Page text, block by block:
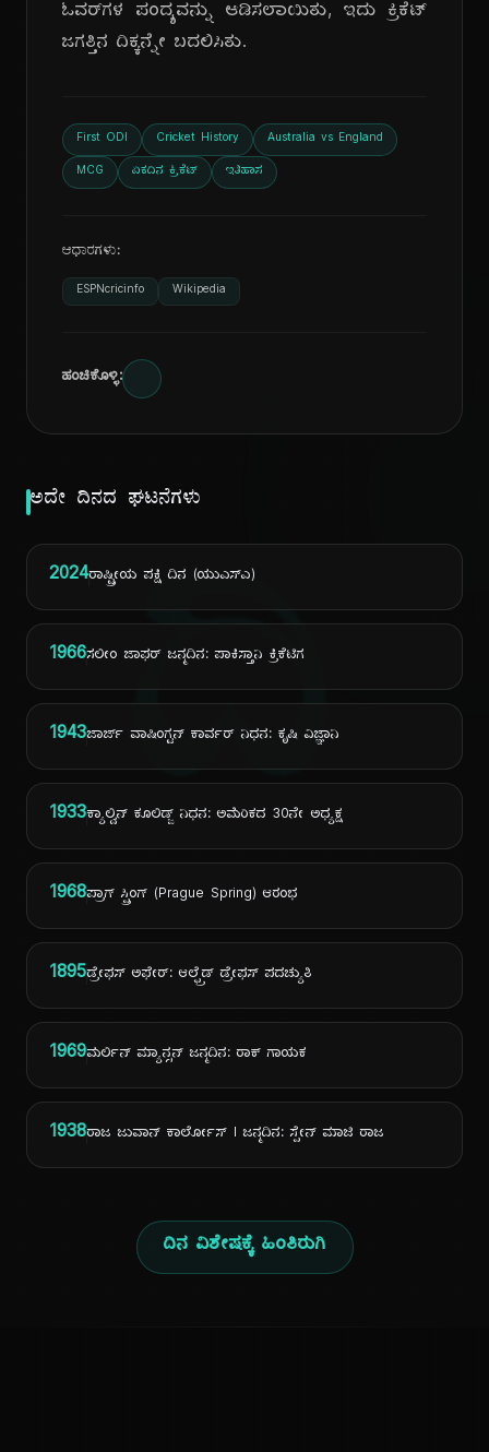
ದಿ
ಓವರ್‌ಗಳ ಪಂದ್ಯವನ್ನು ಆಡಿಸಲಾಯಿತು, ಇದು ಕ್ರಿಕೆಟ್
ಜಗತ್ತಿನ ದಿಕ್ಕನ್ನೇ ಬದಲಿಸಿತು.
First ODI Cricket History Australia vs England
MCG ಏಕದಿನ ಕ್ರಿಕೆಟ್ ಇತಿಹಾಸ
ಆಧಾರಗಳು:
ESPNcricinfo Wikipedia
ಹಂಚಿಕೊಳ್ಳಿ:
ಅದೇ ದಿನದ ಘಟನೆಗಳು
2024ರಾಷ್ಟ್ರೀಯ ಪಕ್ಷಿ ದಿನ (ಯುಎಸ್ಎ)
1966ಸಲೀಂ ಜಾಫರ್ ಜನ್ಮದಿನ: ಪಾಕಿಸ್ತಾನಿ ಕ್ರಿಕೆಟಿಗ
1943ಜಾರ್ಜ್ ವಾಷಿಂಗ್ಟನ್ ಕಾರ್ವರ್ ನಿಧನ: ಕೃಷಿ ವಿಜ್ಞಾನಿ
1933ಕ್ಯಾಲ್ವಿನ್ ಕೂಲಿಡ್ಜ್ ನಿಧನ: ಅಮೆರಿಕದ 30ನೇ ಅಧ್ಯಕ್ಷ
1968ಪ್ರಾಗ್ ಸ್ಪ್ರಿಂಗ್ (Prague Spring) ಆರಂಭ
1895ಡ್ರೇಫಸ್ ಅಫೇರ್: ಆಲ್ಫ್ರೆಡ್ ಡ್ರೇಫಸ್ ಪದಚ್ಯುತಿ
1969ಮರ್ಲಿನ್ ಮ್ಯಾನ್ಸನ್ ಜನ್ಮದಿನ: ರಾಕ್ ಗಾಯಕ
1938ರಾಜ ಜುವಾನ್ ಕಾರ್ಲೋಸ್ I ಜನ್ಮದಿನ: ಸ್ಪೇನ್ ಮಾಜಿ ರಾಜ
ದಿನ ವಿಶೇಷಕ್ಕೆ ಹಿಂತಿರುಗಿ